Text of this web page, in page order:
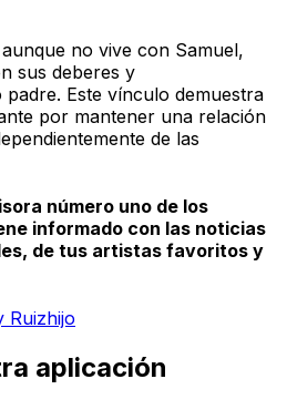
no vive con Samuel,
sus deberes y
padre. Este vínculo demuestra
por mantener una relación
de las
número uno de los
informado con las noticias
de tus artistas favoritos y
Ruizhijo
aplicación